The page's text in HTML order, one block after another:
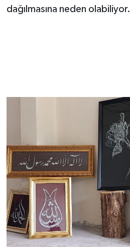
dağılmasına neden olabiliyor.